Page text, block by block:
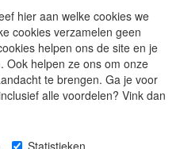
hier aan welke cookies we
cookies verzamelen geen
helpen ons de site en je
Ook helpen ze ons om onze
te brengen. Ga je voor
alle voordelen? Vink dan
Statistieken